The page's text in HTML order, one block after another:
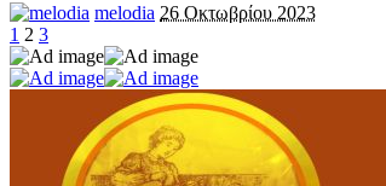
melodia 26 Οκτωβρίου 2023
1 2 3